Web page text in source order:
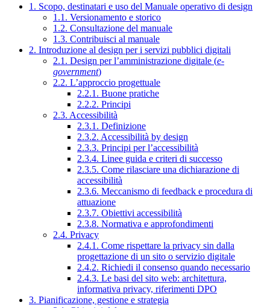
1. Scopo, destinatari e uso del Manuale operativo di design
1.1. Versionamento e storico
1.2. Consultazione del manuale
1.3. Contribuisci al manuale
2. Introduzione al design per i servizi pubblici digitali
2.1. Design per l’amministrazione digitale (e-
government)
2.2. L’approccio progettuale
2.2.1. Buone pratiche
2.2.2. Principi
2.3. Accessibilità
2.3.1. Definizione
2.3.2. Accessibilità by design
2.3.3. Principi per l’accessibilità
2.3.4. Linee guida e criteri di successo
2.3.5. Come rilasciare una dichiarazione di
accessibilità
2.3.6. Meccanismo di feedback e procedura di
attuazione
2.3.7. Obiettivi accessibilità
2.3.8. Normativa e approfondimenti
2.4. Privacy
2.4.1. Come rispettare la privacy sin dalla
progettazione di un sito o servizio digitale
2.4.2. Richiedi il consenso quando necessario
2.4.3. Le basi del sito web: architettura,
informativa privacy, riferimenti DPO
3. Pianificazione, gestione e strategia